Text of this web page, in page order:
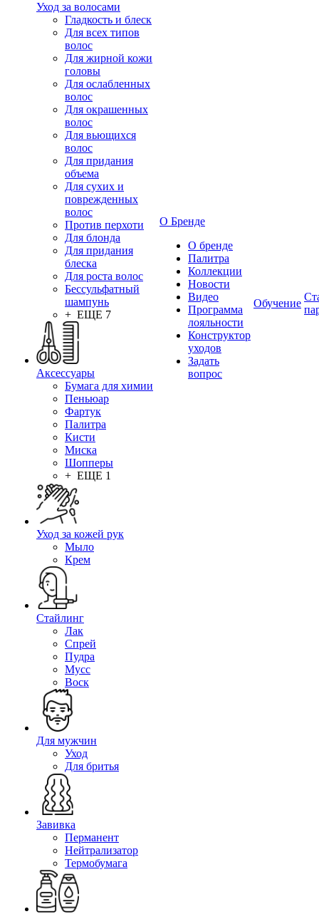
Уход за волосами
Гладкость и блеск
Для всех типов
волос
Для жирной кожи
головы
Для ослабленных
волос
Для окрашенных
волос
Для вьющихся
волос
Для придания
объема
Для сухих и
поврежденных
волос
Против перхоти
Для блонда
Для придания
блеска
Для роста волос
Бессульфатный
шампунь
+ ЕЩЕ 7
Аксессуары
Бумага для химии
Пеньюар
Фартук
Палитра
Кисти
Миска
Шопперы
+ ЕЩЕ 1
Уход за кожей рук
Мыло
Крем
Стайлинг
Лак
Спрей
Пудра
Мусс
Воск
Для мужчин
Уход
Для бритья
Завивка
Перманент
Нейтрализатор
Термобумага
О Бренде
О бренде
Палитра
Коллекции
Новости
Видео
Программа
лояльности
Конструктор
уходов
Задать
вопрос
Обучение